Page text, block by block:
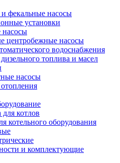
фекальные насосы
установки
насосы
центробежные насосы
водоснабжения
топлива и масел
насосы
котлов
котельного оборудования
и комплектующие